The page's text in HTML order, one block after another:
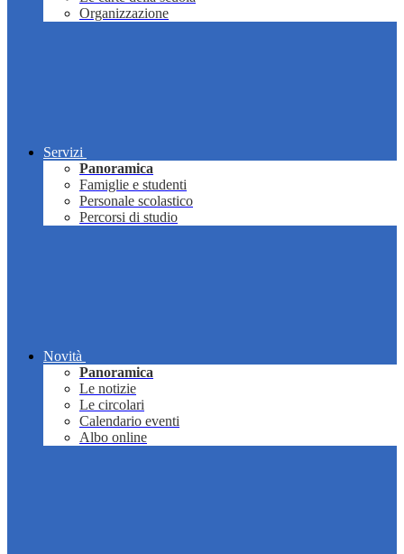
Organizzazione
Servizi
Panoramica
Famiglie e studenti
Personale scolastico
Percorsi di studio
Novità
Panoramica
Le notizie
Le circolari
Calendario eventi
Albo online